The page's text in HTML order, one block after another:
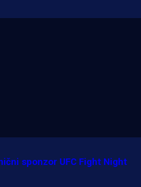
sponzor UFC Fight Night